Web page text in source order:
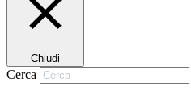
Chiudi
Cerca